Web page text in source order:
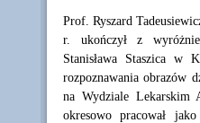
Prof. Ryszard
r. ukończył z
Stanisława Staszica w
rozpoznawania obrazów
na Wydziale Lekarskim
okresowo pracował